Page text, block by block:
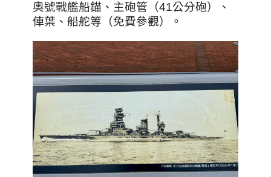
奧號戰艦船錨、主砲管（41公分砲）、
俥葉、船舵等（免費參觀）。